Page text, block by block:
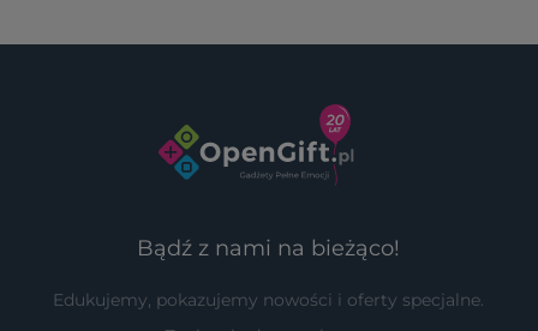
Bądź z nami na bieżąco!
Edukujemy, pokazujemy nowości i oferty specjalne.